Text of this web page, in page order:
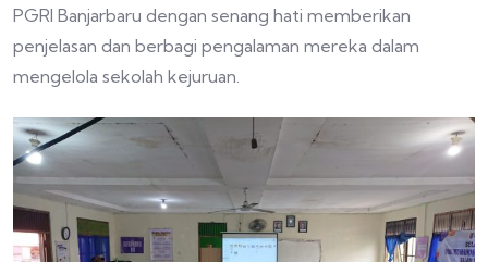
PGRI Banjarbaru dengan senang hati memberikan
penjelasan dan berbagi pengalaman mereka dalam
mengelola sekolah kejuruan.